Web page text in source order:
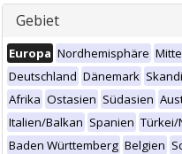
Gebiet
Europa Nordhemisphäre
Deutschland Dänemark
Afrika Ostasien Südasien
Italien/Balkan Spanien Türkei/
Baden Württemberg Belgien